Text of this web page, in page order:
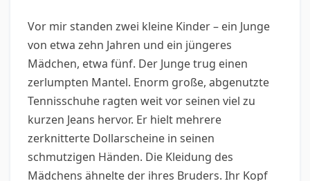
Vor mir standen zwei kleine Kinder – ein Junge
von etwa zehn Jahren und ein jüngeres
Mädchen, etwa fünf. Der Junge trug einen
zerlumpten Mantel. Enorm große, abgenutzte
Tennisschuhe ragten weit vor seinen viel zu
kurzen Jeans hervor. Er hielt mehrere
zerknitterte Dollarscheine in seinen
schmutzigen Händen. Die Kleidung des
Mädchens ähnelte der ihres Bruders. Ihr Kopf